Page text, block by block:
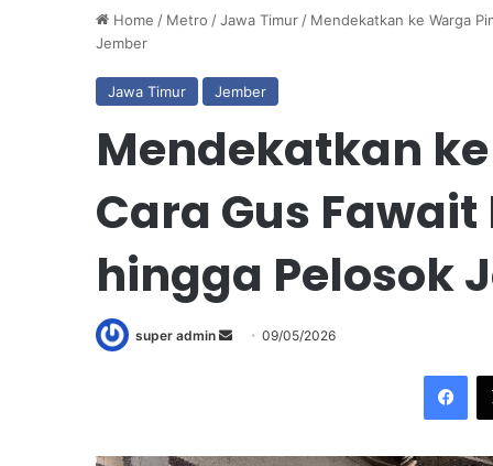
Home / Metro /Jawa Timur/ Mendekatkan ke Warga
Jember
Jawa Timur Jember
Mendekatkan
Cara Gus
hingga Pelosok
super admin 09/05/2026